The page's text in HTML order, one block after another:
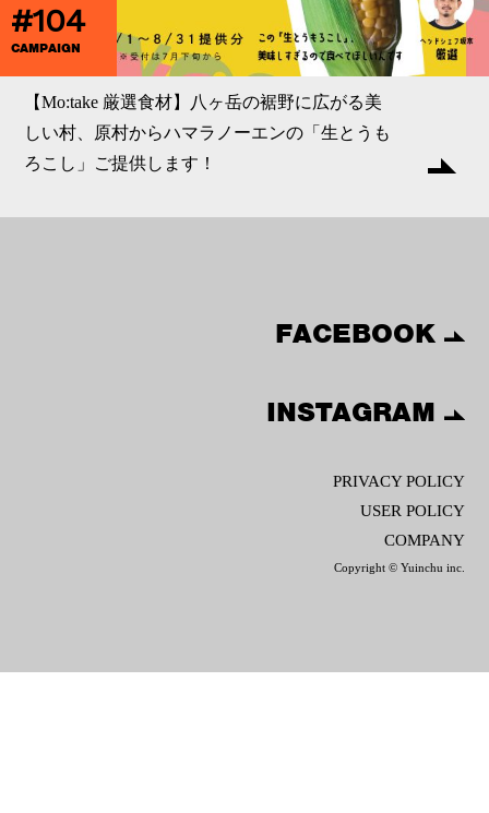
#104
CAMPAIGN
【Mo:take 厳選食材】八ヶ岳の裾野に広がる美
しい村、原村からハマラノーエンの「生とうも
ろこし」ご提供します！
FACEBOOK
INSTAGRAM
PRIVACY POLICY
USER POLICY
COMPANY
Copyright © Yuinchu inc.